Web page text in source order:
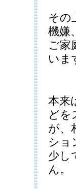
その
機嫌
ご家
いま
本来
どを
が、
ショ
少し
ん。